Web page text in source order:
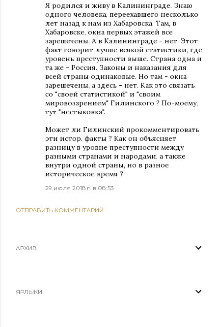
Я родился и живу в Калининграде. Знаю
одного человека, переехавшего несколько
лет назад к нам из Хабаровска. Там, в
Хабаровске, окна первых этажей все
зарешечены. А в Калининграде - нет. Этот
факт говорит лучше всякой статистики, где
уровень преступности выше. Страна одна и
та же - Россия. Законы и наказания для
всей страны одинаковые. Но там - окна
зарешечены, а здесь - нет. Как это связать
со "своей статистикой" и "своим
мировоззрением" Гилинского ? По-моему,
тут "нестыковка".
Может ли Гилинский прокомментировать
эти истор. факты ? Как он объясняет
разницу в уровне преступности между
разными странами и народами, а также
внутри одной страны, но в разное
историческое время ?
29 июля 2018 г. в 08:53
ОТПРАВИТЬ КОММЕНТАРИЙ
АРХИВ
ЯРЛЫКИ